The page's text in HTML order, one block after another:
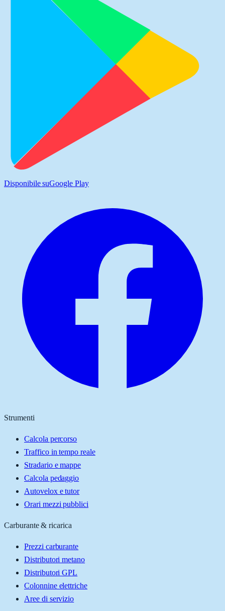
Disponibile suGoogle Play
Strumenti
Calcola percorso
Traffico in tempo reale
Stradario e mappe
Calcola pedaggio
Autovelox e tutor
Orari mezzi pubblici
Carburante & ricarica
Prezzi carburante
Distributori metano
Distributori GPL
Colonnine elettriche
Aree di servizio